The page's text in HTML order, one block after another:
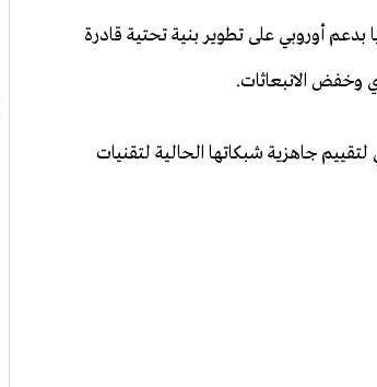
أوروبي على تطوير بنية تحتية قادرة
الانبعاثات.
جاهزية شبكاتها الحالية لتقنيات